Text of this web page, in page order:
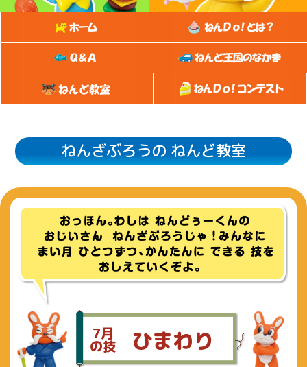
ちいかわ ひつじのショーン ラブあみシリーズ
ベイビーシャーク LOVE NAIL ビッグベン
ねんざぶろうの ねんど教室
7月
の技 ひまわり